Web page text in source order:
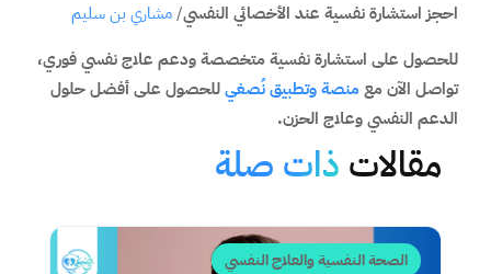
احجز استشارة نفسية عند الأخصائي النفسي/مشاري بن سليم
للحصول على استشارة نفسية متخصصة ودعم علاج نفسي فوري،
تواصل الآن معمنصة وتطبيق نُصغيللحصول على أفضل حلول
الدعم النفسي وعلاج الحزن.
مقالات ذات صلة
الصحة النفسية والعلاج النفسي